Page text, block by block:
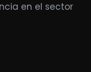
en el sector